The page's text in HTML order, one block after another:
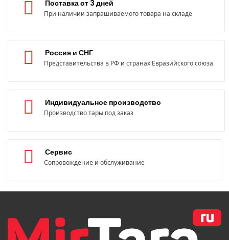
Поставка от 3 дней
При наличии запрашиваемого товара на складе
Россия и СНГ
Представительства в РФ и странах Евразийского союза
Индивидуальное производство
Производство тары под заказ
Сервис
Сопровождение и обслуживание